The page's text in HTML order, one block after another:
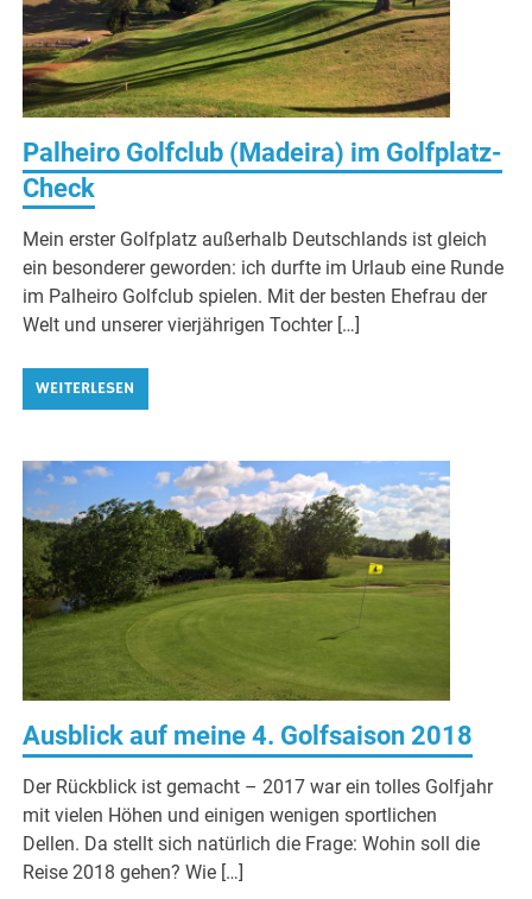
Palheiro Golfclub (Madeira) im Golfplatz-
Check
Mein erster Golfplatz außerhalb Deutschlands ist gleich
ein besonderer geworden: ich durfte im Urlaub eine Runde
im Palheiro Golfclub spielen. Mit der besten Ehefrau der
Welt und unserer vierjährigen Tochter […]
WEITERLESEN
Ausblick auf meine 4. Golfsaison 2018
Der Rückblick ist gemacht – 2017 war ein tolles Golfjahr
mit vielen Höhen und einigen wenigen sportlichen
Dellen. Da stellt sich natürlich die Frage: Wohin soll die
Reise 2018 gehen? Wie […]